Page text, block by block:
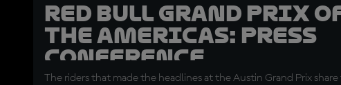
Red Bull Grand Prix
the Americas: Press
Conference
The riders that made the headlines at the Austin Grand Prix